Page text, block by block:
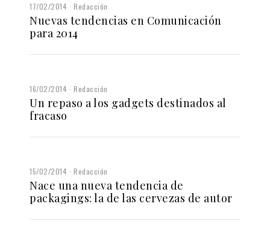
17/02/2014 Redacción
Nuevas tendencias en Comunicación
para 2014
16/02/2014 Redacción
Un repaso a los gadgets destinados al
fracaso
15/02/2014 Redacción
Nace una nueva tendencia de
packagings: la de las cervezas de autor